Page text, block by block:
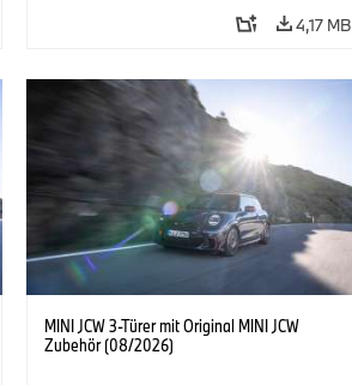
4,17 MB
MINI JCW 3-Türer mit Original MINI JCW
Zubehör (08/2026)